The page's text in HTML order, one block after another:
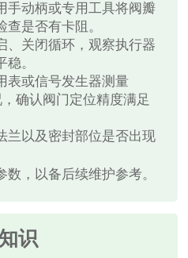
手动柄或专用工具将阀瓣
是否有卡阻。
、关闭循环，观察执行器
。
表或信号发生器测量
确认阀门定位精度满足
兰以及密封部位是否出现
，以备后续维护参考。
识